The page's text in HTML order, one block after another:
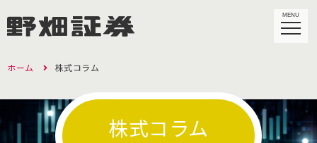
MENU
ホーム 株式コラム
株式コラム